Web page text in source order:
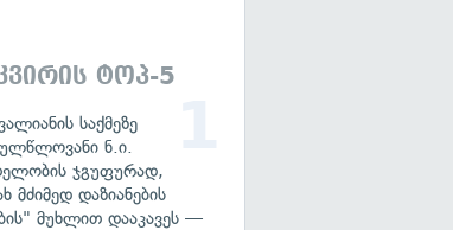
ტოპ-5
საქმეზე
ნ.ი.
ჯგუფურად,
მძიმედ დაზიანების
მუხლით დააკავეს —